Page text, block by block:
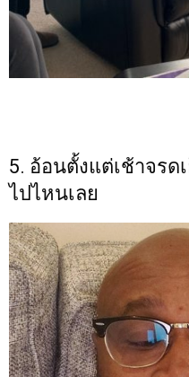
5. อ้อนตั้งแต่เช้าจร
ไปไหนเลย